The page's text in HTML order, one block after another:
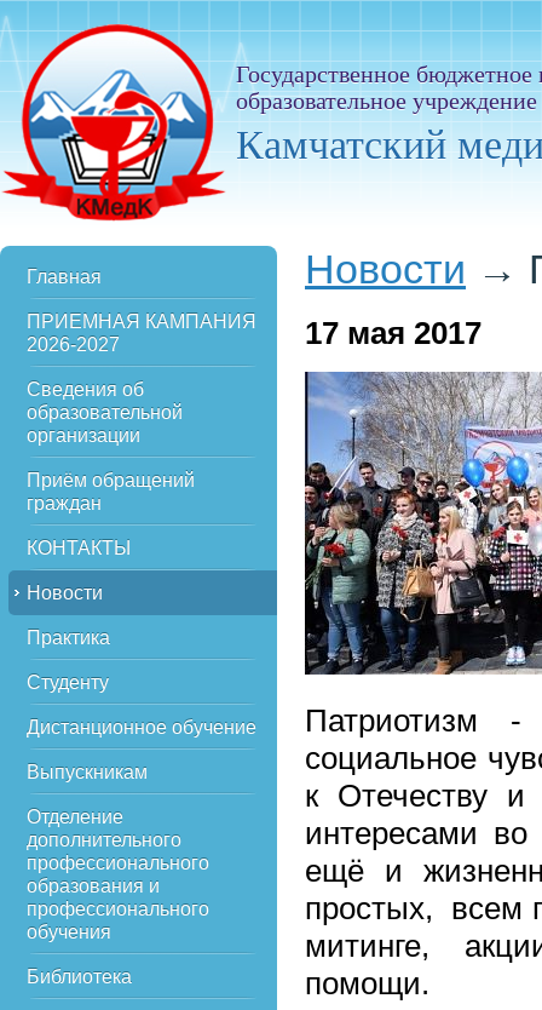
Государственное
образовательное
Камчатский
Главная
ПРИЕМНАЯ КАМПАНИЯ
2026-2027
Сведения об
образовательной
организации
Приём обращений
граждан
КОНТАКТЫ
Новости
Практика
Студенту
Дистанционное обучение
Выпускникам
Отделение
дополнительного
профессионального
образования и
профессионального
обучения
Библиотека
Новости →
17 мая 2017
Патриотизм -
социальное
к Отечеству и
интересами во
ещё и
простых, всем
митинге,
помощи.